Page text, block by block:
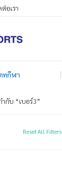
อเรา
ทกีฬา
กับ “เบอร์3”
Reset All Filters